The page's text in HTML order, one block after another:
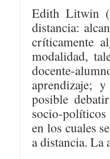
Edith Litwin
distancia:
críticamente
modalidad,
docente-
aprendizaje;
posible
socio-
en los cuales
a distancia. La